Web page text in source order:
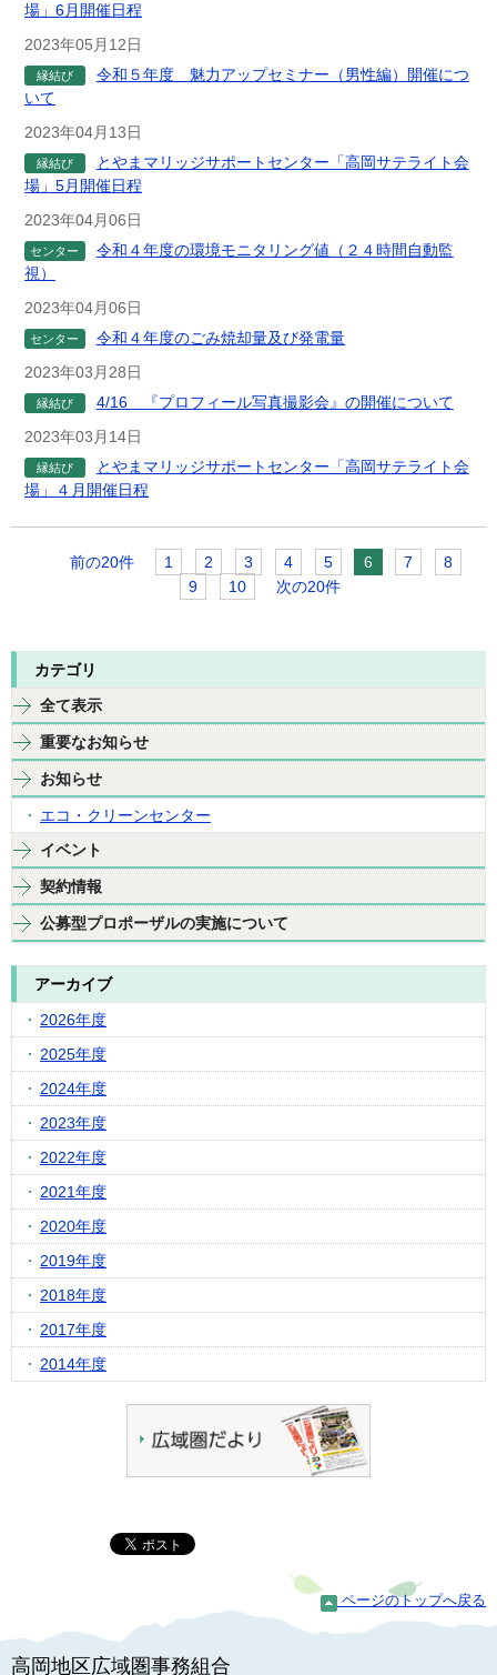
場」6月開催日程
2023年05月12日
縁結び
令和５年度 魅力アップセミナー（男性編）開催につ
いて
2023年04月13日
縁結び
とやまマリッジサポートセンター「高岡サテライト会
場」5月開催日程
2023年04月06日
センター
令和４年度の環境モニタリング値（２４時間自動監
視）
2023年04月06日
センター
令和４年度のごみ焼却量及び発電量
2023年03月28日
縁結び
4/16 『プロフィール写真撮影会』の開催について
2023年03月14日
縁結び
とやまマリッジサポートセンター「高岡サテライト会
場」４月開催日程
前の20件 1 2 3 4 5 6 7
8
9
10 次の20件
カテゴリ
全て表示
重要なお知らせ
お知らせ
エコ・クリーンセンター
イベント
契約情報
公募型プロポーザルの実施について
アーカイブ
2026年度
2025年度
2024年度
2023年度
2022年度
2021年度
2020年度
2019年度
2018年度
2017年度
2014年度
ページのトップへ戻る
高岡地区広域圏事務組合